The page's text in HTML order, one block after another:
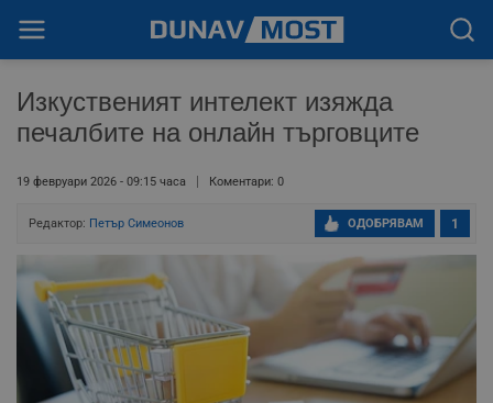
Изкуственият интелект изяжда
печалбите на онлайн търговците
19 февруари 2026 - 09:15 часа Коментари: 0
Редактор: Петър Симеонов 1
ОДОБРЯВАМ